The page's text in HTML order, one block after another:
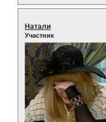
Натали
Участник